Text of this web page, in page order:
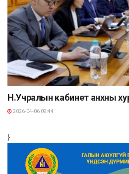
Н.Учралын кабинет анхны
2026-04-06 09:44
}